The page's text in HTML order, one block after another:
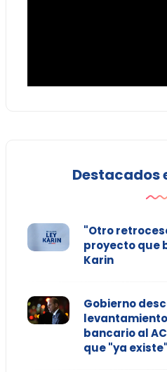
Destacados
"Otro
proyecto que
Karin
Gobierno
bancario al
que "ya existe"